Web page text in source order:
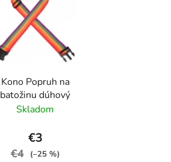
Kono Popruh na
batožinu dúhový
Skladom
€3
€4 (–25 %)